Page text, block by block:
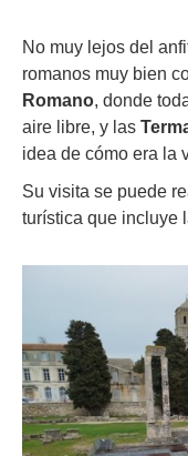
No muy lejos del
romanos muy bien
Romano, donde
aire libre, y las
idea de cómo era la
Su visita se puede
turística que incluye